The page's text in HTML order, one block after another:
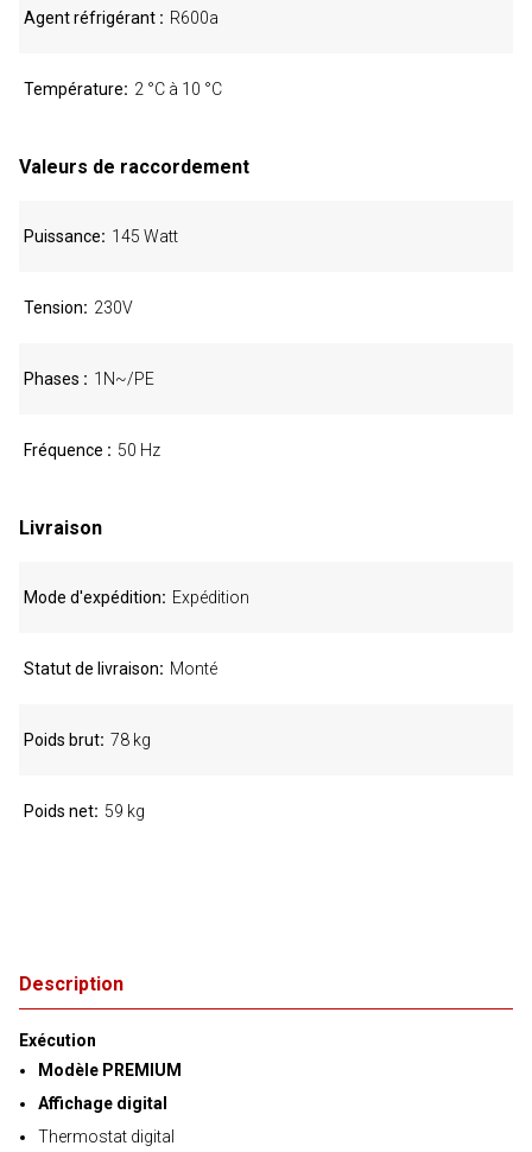
Description
Exécution
Modèle PREMIUM
Affichage digital
Thermostat digital
Agent réfrigérant R600a
Température 2 °C à 10 °C
Valeurs de raccordement
Puissance 145 Watt
Tension 230V
Phases 1N~/PE
Fréquence 50 Hz
Livraison
Mode d'expédition Expédition
Statut de livraison Monté
Poids brut 78 kg
Poids net 59 kg